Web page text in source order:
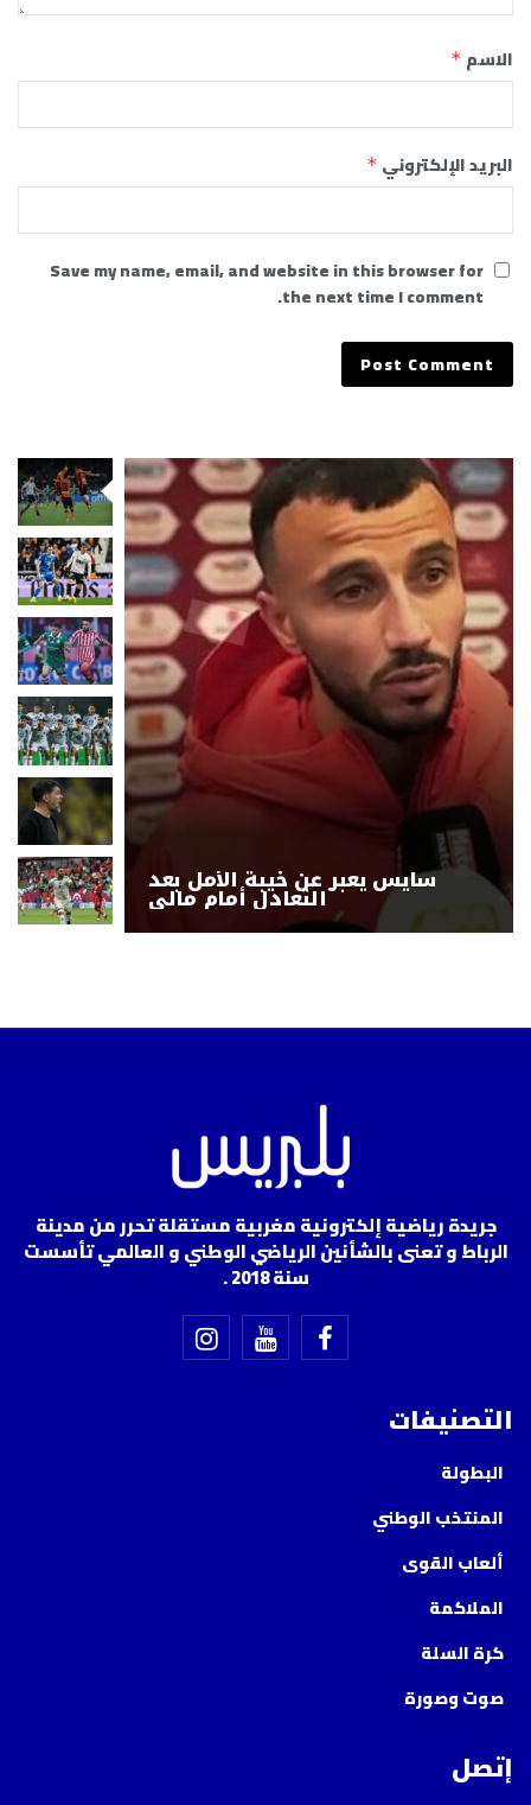
الاسم *
البريد الإلكتروني *
Save my name, email, and website in this browser for
the next time I comment.
سايس يعبر عن خيبة الأمل بعد
التعادل أمام مالي
جريدة رياضية إلكترونية مغربية مستقلة تحرر من مدينة
الرباط و تعنى بالشأنين الرياضي الوطني و العالمي تأسست
سنة 2018 .
التصنيفات
البطولة
المنتخب الوطني
ألعاب القوى
الملاكمة
كرة السلة
صوت وصورة
إتصل